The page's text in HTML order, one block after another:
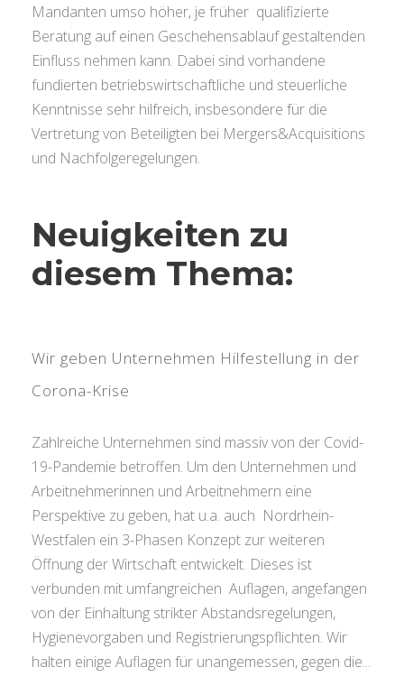
Mandanten umso höher, je früher qualifizierte
Beratung auf einen Geschehensablauf gestaltenden
Einfluss nehmen kann. Dabei sind vorhandene
fundierten betriebswirtschaftliche und steuerliche
Kenntnisse sehr hilfreich, insbesondere für die
Vertretung von Beteiligten bei Mergers&Acquisitions
und Nachfolgeregelungen.
Neuigkeiten zu
diesem Thema:
Wir geben Unternehmen Hilfestellung in der
Corona-Krise
Zahlreiche Unternehmen sind massiv von der Covid-
19-Pandemie betroffen. Um den Unternehmen und
Arbeitnehmerinnen und Arbeitnehmern eine
Perspektive zu geben, hat u.a. auch Nordrhein-
Westfalen ein 3-Phasen Konzept zur weiteren
Öffnung der Wirtschaft entwickelt. Dieses ist
verbunden mit umfangreichen Auflagen, angefangen
von der Einhaltung strikter Abstandsregelungen,
Hygienevorgaben und Registrierungspflichten. Wir
halten einige Auflagen für unangemessen, gegen die...